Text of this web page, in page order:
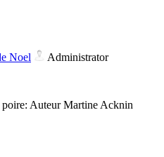
Noel Administrator
Auteur Martine Acknin